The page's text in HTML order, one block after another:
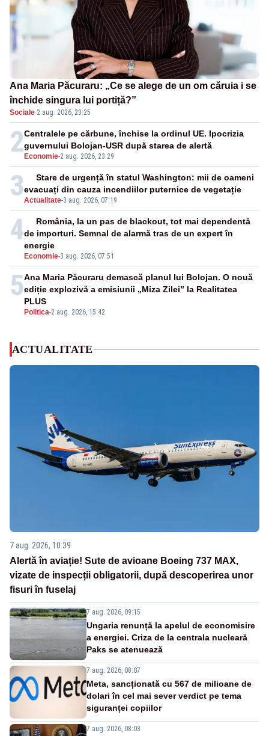
Ana Maria Păcuraru: „Ce se alege de un om căruia i se
închide singura lui portiță?”
Sociale·2 aug. 2026, 23:25
2 Economie-2 aug. 2026, 23:29
Centralele pe cărbune, închise la ordinul UE. Ipocrizia
guvernului Bolojan-USR după starea de alertă
3Actualitate-3 aug. 2026, 07:19
Stare de urgență în statul Washington: mii de oameni
evacuați din cauza incendiilor puternice de vegetație
4
Economie-3 aug. 2026, 07:51
România, la un pas de blackout, tot mai dependentă
de importuri. Semnal de alarmă tras de un expert în
energie
5
Politica-2 aug. 2026, 15:42
Ana Maria Păcuraru demască planul lui Bolojan. O nouă
ediție explozivă a emisiunii „Miza Zilei” la Realitatea
PLUS
ACTUALITATE
7 aug. 2026, 10:39
Alertă în aviație! Sute de avioane Boeing 737 MAX,
vizate de inspecții obligatorii, după descoperirea unor
fisuri în fuselaj
7 aug. 2026, 09:15
Ungaria renunță la apelul de economisire
a energiei. Criza de la centrala nucleară
Paks se atenuează
7 aug. 2026, 08:07
Meta, sancționată cu 567 de milioane de
dolari în cel mai sever verdict pe tema
siguranței copiilor
7 aug. 2026, 08:03